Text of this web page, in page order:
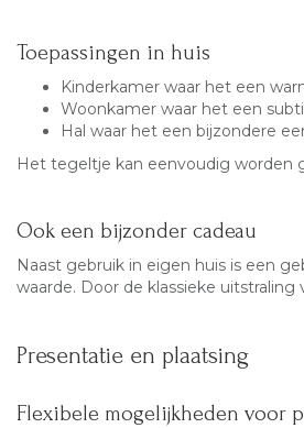
Toepassingen in huis
Kinderkamer waar het een
Woonkamer waar het een
Hal waar het een bijzondere
Het tegeltje kan eenvoudig worden
Ook een bijzonder cadeau
Naast gebruik in eigen huis is een
waarde. Door de klassieke
Presentatie en plaatsing
Flexibele mogelijkheden voor